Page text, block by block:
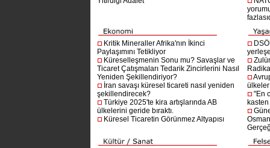
Kritik Mineraller Afrika'nın İkinci
Paylaşımını Tetikliyor
Küreselleşmenin Sonu mu? Savaşlar ve
Ticaret Çatışmaları Tedarik Zincirlerini Nasıl
Yeniden Şekillendiriyor?
İran savaşı küresel ticareti nasıl yeniden
şekillendirecek?
Türkiye 2025'te kira artışlarında AB
ülkelerini geride bıraktı.
Küresel Ticaretin Görünmez Altyapısı
"En